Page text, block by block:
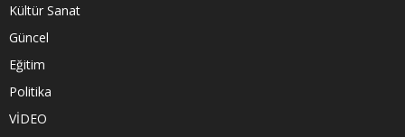
Kültür Sanat
Güncel
Eğitim
Politika
VİDEO